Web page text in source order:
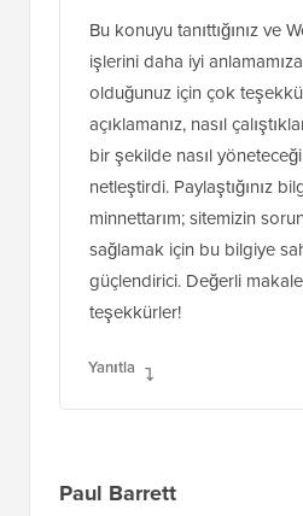
Bu konuyu tanıttığınız ve
işlerini daha iyi anlamamıza
olduğunuz için çok
açıklamanız, nasıl
bir şekilde nasıl
netleştirdi. Paylaştığınız
minnettarım; sitemizin
sağlamak için bu bilgiye
güçlendirici. Değerli